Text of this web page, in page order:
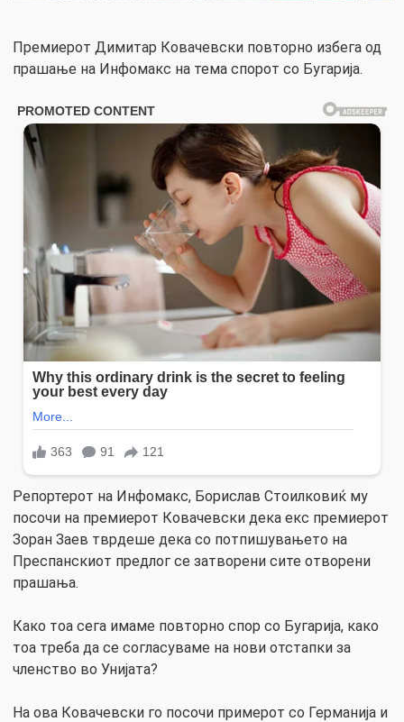
Премиерот Димитар Ковачевски повторно избега од
прашање на Инфомакс на тема спорот со Бугарија.
Репортерот на Инфомакс, Борислав Стоилковиќ му
посочи на премиерот Ковачевски дека екс премиерот
Зоран Заев тврдеше дека со потпишувањето на
Преспанскиот предлог се затворени сите отворени
прашања.
Како тоа сега имаме повторно спор со Бугарија, како
тоа треба да се согласуваме на нови отстапки за
членство во Унијата?
На ова Ковачевски го посочи примерот со Германија и